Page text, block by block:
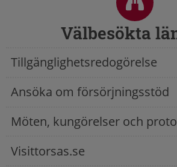
Välbesökta
Tillgänglighetsredogörelse
Ansöka om försörjningsstöd
Möten, kungörelser och
Visittorsas.se